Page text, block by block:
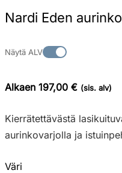
Nardi Eden
Näytä ALV
Alkaen 197,00 € (sis. alv)
Kierrätettävästä
aurinkovarjolla ja
Väri